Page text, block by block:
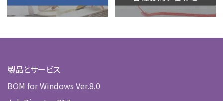
製品とサービス
BOM for Windows Ver.8.0